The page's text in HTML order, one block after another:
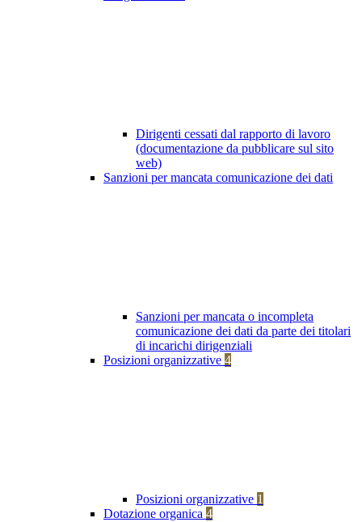
Dirigenti cessati dal rapporto di lavoro
(documentazione da pubblicare sul sito
web)
Sanzioni per mancata comunicazione dei dati
Sanzioni per mancata o incompleta
comunicazione dei dati da parte dei titolari
di incarichi dirigenziali
Posizioni organizzative 4
Posizioni organizzative 1
Dotazione organica 4